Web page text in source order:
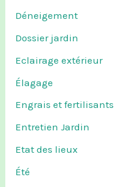
Déneigement
Dossier jardin
Eclairage extérieur
Élagage
Engrais et fertilisants
Entretien Jardin
Etat des lieux
Été